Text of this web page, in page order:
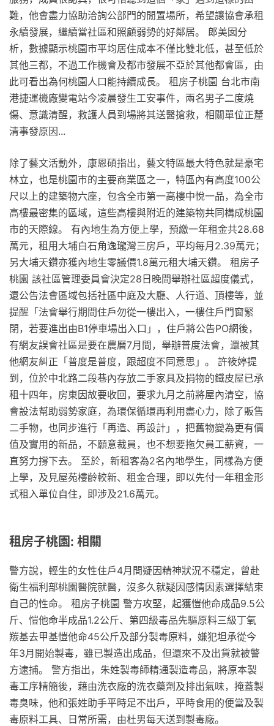
難，他會盡力協助洽詢公部門的閒置場所，希望讓協會承租
永續發展，繼續當社區和照顧弱勢的好鄰居。 郎美囡分
析，數據顯示桃園市平均居住成本不僅比雙北低，甚至低於
其他三都，不過工作機會及都市發展不亞於其他都會區，由
此可看出為何桃園人口能持續成長。 租房子桃園 台北市南
港捷運機廠變電站今凌晨發生工安事件，兩名男子二度燒
傷、意識清醒，救護人員到場將其送醫搶救，相關單位正釐
清事發原因...
除了藝文活動外，康恩碩指出，藝文特區最大特色就是豪宅
林立，也是桃園市的主要商業區之一，特區內有高度100公
尺以上的建築物六座，包含全市第一高樓中悅一品，為全市
高樓最密集的區域，這些高樓與附近的建築物共同構成桃園
市的天際線。 有內地生為方便上學，預繳一年租金共28.68
萬元，租用大埔白石角逸瓏灣三房戶，平均每月2.39萬元；
另大埔天鑽亦獲內地生零議價1.8萬元租大埔天鑽。 租房子
桃園 該社區管理委員會決定28日晚間舉辦社區超度儀式，
還公告法會區域包括社區中庭及大廳、人行道、頂樓等，並
提醒「法會舉行期間住戶勿從一樓出入，一樓住戶門窗緊
閉，若要進出由B1停車場出入口」，住戶將公告PO網後，
有網友誤會社區是要在農曆7月間，舉辦普度法會，還被其
他網友糾正「普度是普度，跟超度不同意思」。 許筱婷提
到，位於中北路二段巷內存放二手家具及捐物的鐵皮屋已承
租十四年，房東因故要收回，要求九月之前將屋內清空，協
會設法幫助弱勢家庭，為環保循環再利用盡心力，除了販售
二手物，也同步進行「再造、再設計」，把舊物變為更有價
值及實用的新品，不願意裁員，也不想要拖欠員工薪資，一
直努力撐下去。 至於，新租客為2名內地學生，同樣為方便
上學，及見屋苑樓齡較新、租金合理，即以先付一年租金形
式租入單位自住，即涉及21.6萬元。
租房子桃園: 相關
警方說，輕生的女性住戶4月間疑因精神狀況不穩定，曾赴
衛生福利部桃園醫院就醫，沒多久就疑因感情因素選擇結束
自己的性命。 租房子桃園 警方攻堅，起獲愷他命成品9.5公
斤、愷他命半成品1.2公斤、第四級毒品先驅原料三級丁氧
羰基去甲基愷他命45公斤及部分製毒原料，嫌犯坦承從今
年3月開始製毒，雖已製造出成品，但還來不及出貨就被警
方逮捕。 警方指出，朱姓製毒師精通製造毒品，將原本製
毒工序精簡後，藉由洗衣廠的洗衣藥劑及排出氣味，掩蓋製
毒臭味，他和張姓助手平時足不出戶，平時食用的便當及製
毒原料工具、日常所需，由杜男每天送到製毒廠。